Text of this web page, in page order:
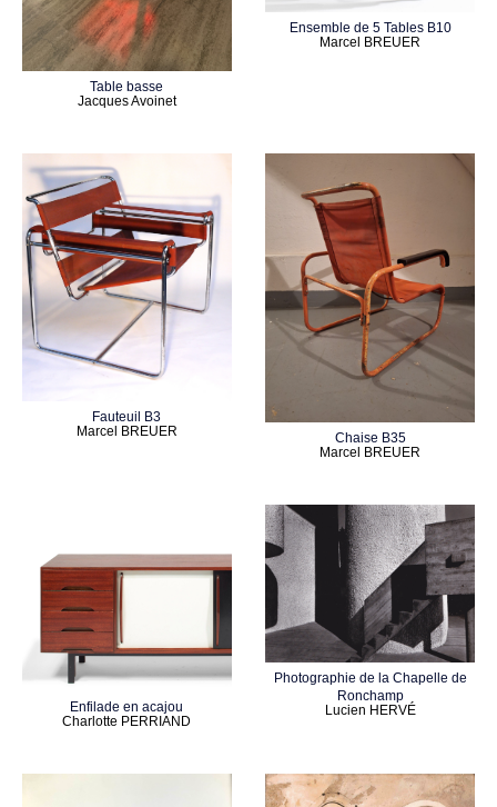
Table basse
Jacques Avoinet
Ensemble de 5 Tables B10
Marcel BREUER
Fauteuil B3
Marcel BREUER
Chaise B35
Marcel BREUER
Enfilade en acajou
Charlotte PERRIAND
Photographie de la Chapelle de
Ronchamp
Lucien HERVÉ